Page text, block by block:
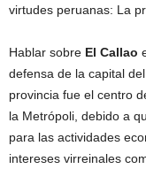
virtudes peruanas: La
Hablar sobre El Callao
defensa de la capital
provincia fue el centro
la Metrópoli, debido a
para las actividades
intereses virreinales